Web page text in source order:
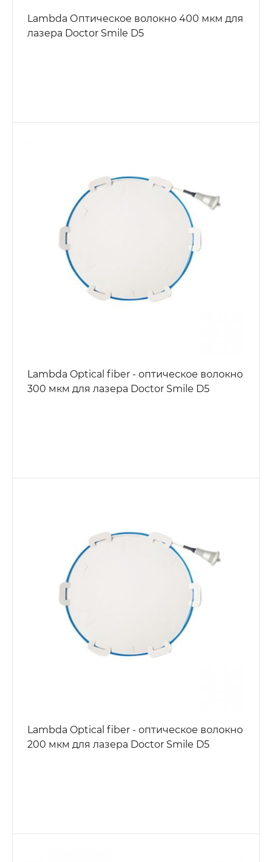
Lambda Оптическое волокно 400 мкм для
лазера Doctor Smile D5
Lambda Optical fiber - оптическое волокно
300 мкм для лазера Doctor Smile D5
Lambda Optical fiber - оптическое волокно
200 мкм для лазера Doctor Smile D5